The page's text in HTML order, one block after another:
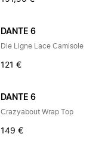
DANTE 6
Die Ligne Lace Camisole
121 €
DANTE 6
Crazyabout Wrap Top
149 €